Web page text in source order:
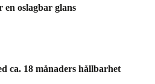
oslagbar glans
ca. 18 månaders hållbarhet